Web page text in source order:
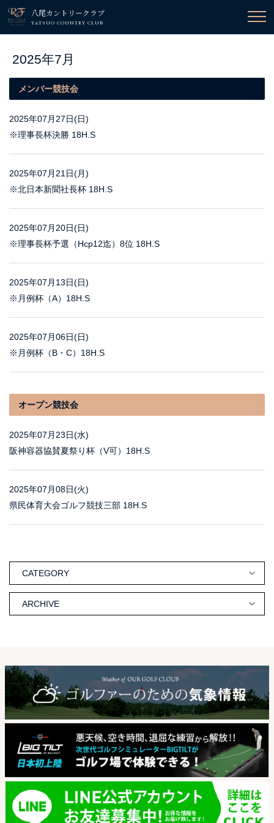
八尾カントリークラブ
YATSUO COUNTRY CLUB
2025年7月
メンバー競技会
2025年07月27日(日)
※理事長杯決勝 18H.S
2025年07月21日(月)
※北日本新聞社長杯 18H.S
2025年07月20日(日)
※理事長杯予選（Hcp12迄）8位 18H.S
2025年07月13日(日)
※月例杯（A）18H.S
2025年07月06日(日)
※月例杯（B・C）18H.S
オープン競技会
2025年07月23日(水)
阪神容器協賛夏祭り杯（V可）18H.S
2025年07月08日(火)
県民体育大会ゴルフ競技三部 18H.S
CATEGORY
ARCHIVE